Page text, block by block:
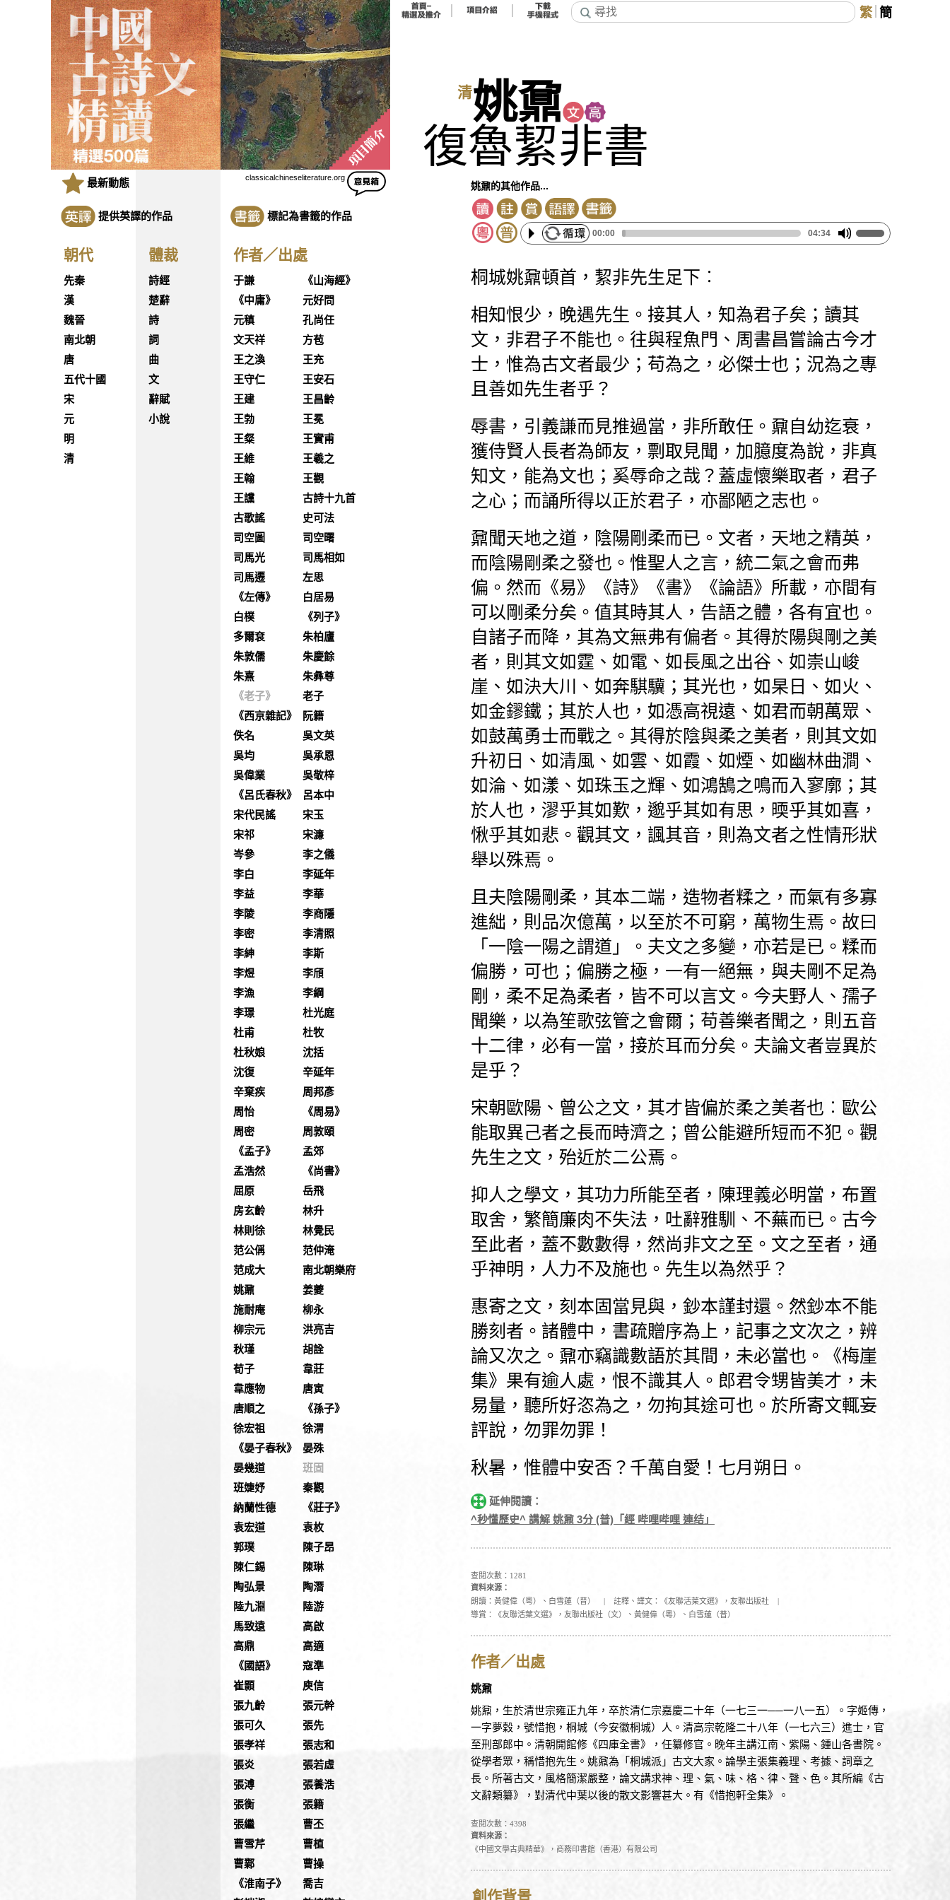
繁 簡
classicalchineseliterature.org
最新動態
提供英譯的作品 標記為書籤的作品
朝代
先秦
漢
魏晉
南北朝
唐
五代十國
宋
元
明
清
體裁
詩經
楚辭
詩
詞
曲
文
辭賦
小說
作者／出處
于謙
《山海經》
《中庸》
元好問
元稹
孔尚任
文天祥
方苞
王之渙
王充
王守仁
王安石
王建
王昌齡
王勃
王冕
王粲
王實甫
王維
王羲之
王翰
王觀
王讜
古詩十九首
古歌謠
史可法
司空圖
司空曙
司馬光
司馬相如
司馬遷
左思
《左傳》
白居易
白樸
《列子》
多爾袞
朱柏廬
朱敦儒
朱慶餘
朱熹
朱彝尊
《老子》
老子
《西京雜記》
阮籍
佚名
吳文英
吳均
吳承恩
吳偉業
吳敬梓
《呂氏春秋》
呂本中
宋代民謠
宋玉
宋祁
宋濂
岑參
李之儀
李白
李延年
李益
李華
李陵
李商隱
李密
李清照
李紳
李斯
李煜
李頎
李漁
李綱
李璟
杜光庭
杜甫
杜牧
杜秋娘
沈括
沈復
辛延年
辛棄疾
周邦彥
周怡
《周易》
周密
周敦頤
《孟子》
孟郊
孟浩然
《尚書》
屈原
岳飛
房玄齡
林升
林則徐
林覺民
范公偁
范仲淹
范成大
南北朝樂府
姚鼐
姜夔
施耐庵
柳永
柳宗元
洪亮吉
秋瑾
胡詮
荀子
韋莊
韋應物
唐寅
唐順之
《孫子》
徐宏祖
徐渭
《晏子春秋》
晏殊
晏幾道
班固
班婕妤
秦觀
納蘭性德
《莊子》
袁宏道
袁枚
郭璞
陳子昂
陳仁錫
陳琳
陶弘景
陶潛
陸九淵
陸游
馬致遠
高啟
高鼎
高適
《國語》
寇準
崔顥
庾信
張九齡
張元幹
張可久
張先
張孝祥
張志和
張炎
張若虛
張溥
張養浩
張衡
張籍
張繼
曹丕
曹雪芹
曹植
曹鄴
曹操
《淮南子》
喬吉
清姚鼐
復魯絜非書
姚鼐的其他作品...
00:00 04:34
桐城姚鼐頓首，絜非先生足下︰
相知恨少，晚遇先生。接其人，知為君子矣；讀其
文，非君子不能也。往與程魚門、周書昌嘗論古今才
士，惟為古文者最少；苟為之，必傑士也；況為之專
且善如先生者乎？
辱書，引義謙而見推過當，非所敢任。鼐自幼迄衰，
獲侍賢人長者為師友，剽取見聞，加臆度為說，非真
知文，能為文也；奚辱命之哉？蓋虛懷樂取者，君子
之心；而誦所得以正於君子，亦鄙陋之志也。
鼐聞天地之道，陰陽剛柔而已。文者，天地之精英，
而陰陽剛柔之發也。惟聖人之言，統二氣之會而弗
偏。然而《易》《詩》《書》《論語》所載，亦間有
可以剛柔分矣。值其時其人，告語之體，各有宜也。
自諸子而降，其為文無弗有偏者。其得於陽與剛之美
者，則其文如霆、如電、如長風之出谷、如崇山峻
崖、如決大川、如奔騏驥；其光也，如杲日、如火、
如金鏐鐵；其於人也，如憑高視遠、如君而朝萬眾、
如鼓萬勇士而戰之。 其得於陰與柔之美者，則其文如
升初日、如清風、如雲、如霞、如煙、如幽林曲澗、
如淪、如漾、如珠玉之輝、如鴻鵠之鳴而入寥廓；其
於人也，漻乎其如歎，邈乎其如有思，㬉乎其如喜，
愀乎其如悲。觀其文，諷其音，則為文者之性情形狀
舉以殊焉。
且夫陰陽剛柔，其本二端，造物者糅之，而氣有多寡
進絀，則品次億萬，以至於不可窮，萬物生焉。故曰
「一陰一陽之謂道」。夫文之多變，亦若是已。糅而
偏勝，可也；偏勝之極，一有一絕無，與夫剛不足為
剛，柔不足為柔者，皆不可以言文。 今夫野人、孺子
聞樂，以為笙歌弦管之會爾；苟善樂者聞之，則五音
十二律，必有一當，接於耳而分矣。夫論文者豈異於
是乎？
宋朝歐陽、曾公之文，其才皆偏於柔之美者也︰歐公
能取異己者之長而時濟之；曾公能避所短而不犯。觀
先生之文，殆近於二公焉。
抑人之學文，其功力所能至者，陳理義必明當，布置
取舍，繁簡廉肉不失法，吐辭雅馴、不蕪而已。古今
至此者，蓋不數數得，然尚非文之至。文之至者，通
乎神明，人力不及施也。先生以為然乎？
惠寄之文，刻本固當見與，鈔本謹封還。然鈔本不能
勝刻者。諸體中，書疏贈序為上，記事之文次之，辨
論又次之。鼐亦竊識數語於其間，未必當也。《梅崖
集》果有逾人處，恨不識其人。郎君令甥皆美才，未
易量，聽所好恣為之，勿拘其途可也。於所寄文輒妄
評說，勿罪勿罪！
秋暑，惟體中安否？千萬自愛！七月朔日。
延伸閱讀：
^秒懂歷史^ 講解 姚鼐 3分 (普)「經 哔哩哔哩 連结」
查閱次數：1281
資料來源：
朗讀：黃健偉（粵）、白雪蓮（普）
| 註釋、譯文：《友聯活葉文選》，友聯出版社
|
導賞：《友聯活葉文選》，友聯出版社（文）、黃健偉（粵）、白雪蓮（普）
作者／出處
姚鼐
姚鼐，生於清世宗雍正九年，卒於清仁宗嘉慶二十年（一七三一──一八一五）。字姬傳，
一字夢穀，號惜抱，桐城（今安徽桐城）人。清高宗乾隆二十八年（一七六三）進士，官
至刑部郎中。清朝開館修《四庫全書》，任纂修官。晚年主講江南、紫陽、鍾山各書院。
從學者眾，稱惜抱先生。姚鼐為「桐城派」古文大家。論學主張集義理、考據、詞章之
長。所著古文，風格簡潔嚴整，論文講求神、理、氣、味、格、律、聲、色。其所編《古
文辭類纂》，對清代中葉以後的散文影響甚大。有《惜抱軒全集》。
查閱次數：4398
資料來源：
《中國文學古典精華》，商務印書館（香港）有限公司
創作背景